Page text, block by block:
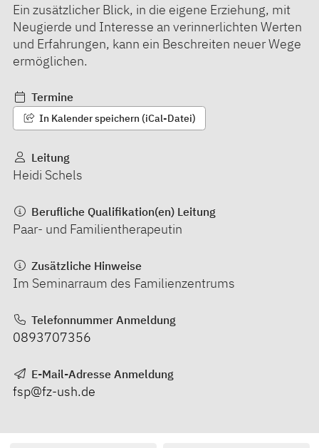
Ein zusätzlicher Blick, in die eigene Erziehung, mit
Neugierde und Interesse an verinnerlichten Werten
und Erfahrungen, kann ein Beschreiten neuer Wege
ermöglichen.
Termine
In Kalender speichern (iCal-Datei)
Leitung
Heidi Schels
Berufliche Qualifikation(en) Leitung
Paar- und Familientherapeutin
Zusätzliche Hinweise
Im Seminarraum des Familienzentrums
Telefonnummer Anmeldung
0893707356
E-Mail-Adresse Anmeldung
fsp@fz-ush.de